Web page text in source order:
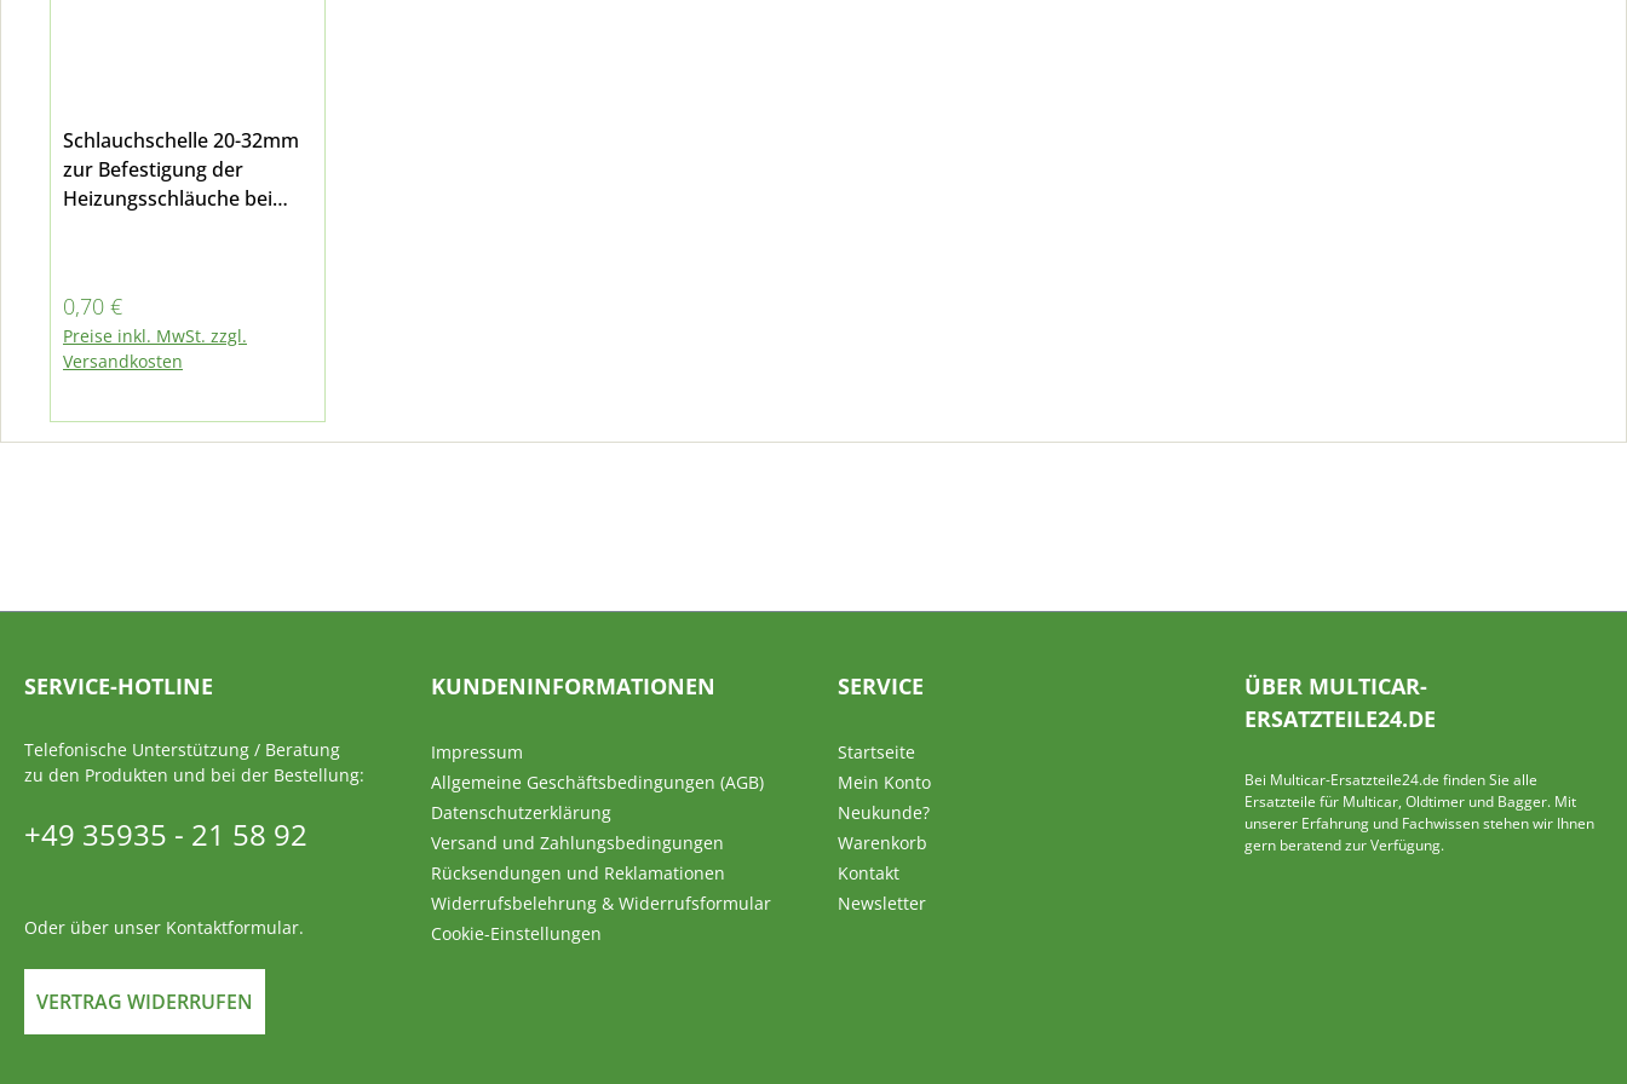
Schlauchschelle 20-32mm
zur Befestigung der
Heizungsschläuche bei
Regulärer Preis:
0,70 €
Preise inkl. MwSt. zzgl.
Versandkosten
SERVICE-HOTLINE
Telefonische Unterstützung / Beratung
zu den Produkten und bei der Bestellung:
+49 35935 - 21 58 92
Oder über unser Kontaktformular.
VERTRAG WIDERRUFEN
KUNDENINFORMATIONEN
Impressum
Allgemeine Geschäftsbedingungen (AGB)
Datenschutzerklärung
Versand und Zahlungsbedingungen
Rücksendungen und Reklamationen
Widerrufsbelehrung & Widerrufsformular
Cookie-Einstellungen
SERVICE
Startseite
Mein Konto
Neukunde?
Warenkorb
Kontakt
Newsletter
ÜBER MULTICAR-
ERSATZTEILE24.DE
Bei Multicar-Ersatzteile24.de finden Sie alle
Ersatzteile für Multicar, Oldtimer und Bagger. Mit
unserer Erfahrung und Fachwissen stehen wir Ihnen
gern beratend zur Verfügung.